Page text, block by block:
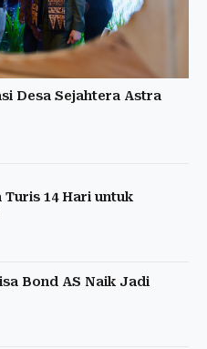
Desa Sejahtera Astra
Turis 14 Hari untuk
Bond AS Naik Jadi